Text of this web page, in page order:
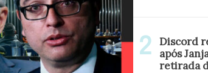
Discord
após
retirada